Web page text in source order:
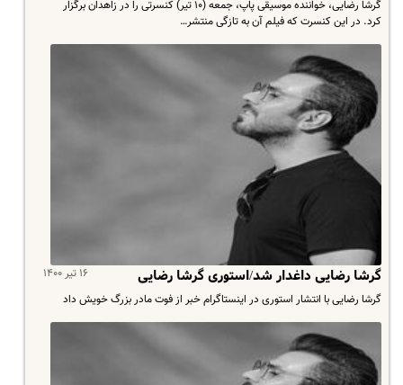
گرشا رضایی، خواننده موسیقی پاپ، جمعه (۱۰ تیر) کنسرتی را در زاهدان برگزار
کرد. در این کنسرت که فیلم آن به تازگی منتشر…
۱۶ تیر ۱۴۰۰ گرشا رضایی داغدار شد/استوری گرشا رضایی
گرشا رضایی با انتشار استوری در اینستاگرام خبر از فوت مادر بزرگ خویش داد